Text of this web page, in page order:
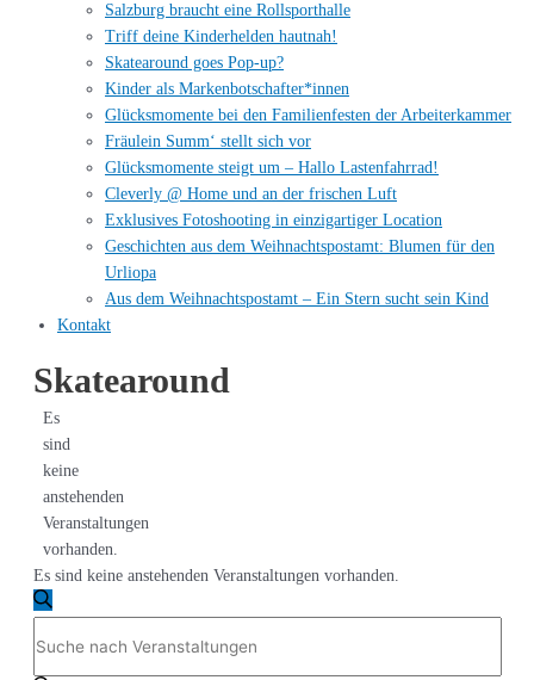
Salzburg braucht eine Rollsporthalle
Triff deine Kinderhelden hautnah!
Skatearound goes Pop-up?
Kinder als Markenbotschafter*innen
Glücksmomente bei den Familienfesten der Arbeiterkammer
Fräulein Summ‘ stellt sich vor
Glücksmomente steigt um – Hallo Lastenfahrrad!
Cleverly @ Home und an der frischen Luft
Exklusives Fotoshooting in einzigartiger Location
Geschichten aus dem Weihnachtspostamt: Blumen für den
Urliopa
Aus dem Weihnachtspostamt – Ein Stern sucht sein Kind
Kontakt
Skatearound
Es
sind
keine
anstehenden
Veranstaltungen
vorhanden.
Es sind keine anstehenden Veranstaltungen vorhanden.
Veranstaltungen
Suche
Suche
Schlüsselwort